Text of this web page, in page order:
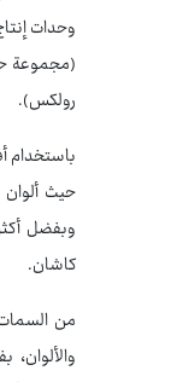
رولكس).
كاشان.
من السمات